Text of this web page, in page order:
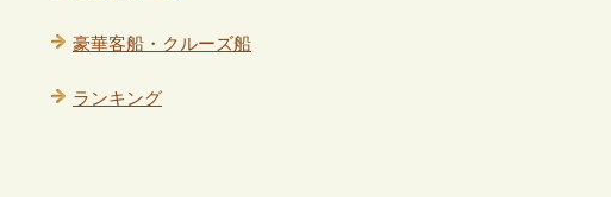
豪華客船・クルーズ船
ランキング